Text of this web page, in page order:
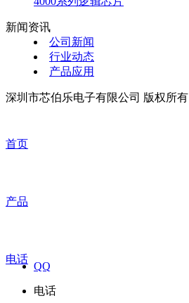
新闻资讯
公司新闻
行业动态
产品应用
深圳市芯伯乐电子有限公司 版权所有
首页
产品
电话
QQ
电话